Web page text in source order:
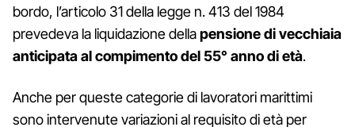
bordo, l’articolo 31 della legge n. 413 del 1984
prevedeva la liquidazione dellapensione di vecchiaia
anticipata al compimento del 55° anno di età.
Anche per queste categorie di lavoratori marittimi
sono intervenute variazioni al requisito di età per